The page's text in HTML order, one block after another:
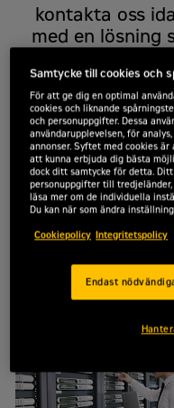
kontakta oss
med en lösning
Samtycke till cookies och
För att ge dig en optimal
cookies och liknande
och personuppgifter. Dessa
användarupplevelsen, för
annonser. Syftet med cookies
att kunna erbjuda dig bästa
dock ditt samtycke för detta.
personuppgifter till tredjeländer,
läsa mer om de individuella
Du kan när som ändra
Cookiepolicy Integritetspolicy
Endast